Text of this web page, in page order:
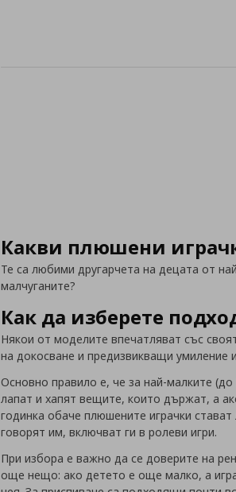
Какви плюшени
Те са любими другарчета на децата от
малчуганите?
Как да изберете
Някои от моделите впечатляват със
на докосване и предизвикващи умиление
Основно правило е, че за най-малките
лапат и хапят вещите, които държат, а
годинка обаче плюшените играчки
говорят им, включват ги в ролеви игри.
При избора е важно да се доверите на
още нещо: ако детето е още малко, а